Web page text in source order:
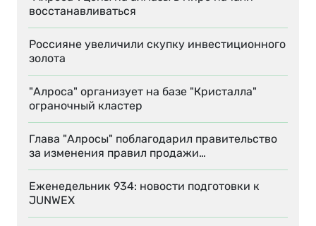
восстанавливаться
Россияне увеличили скупку инвестиционного
золота
"Алроса" организует на базе "Кристалла"
ограночный кластер
Глава "Алросы" поблагодарил правительство
за изменения правил продажи…
Еженедельник 934: новости подготовки к
JUNWEX